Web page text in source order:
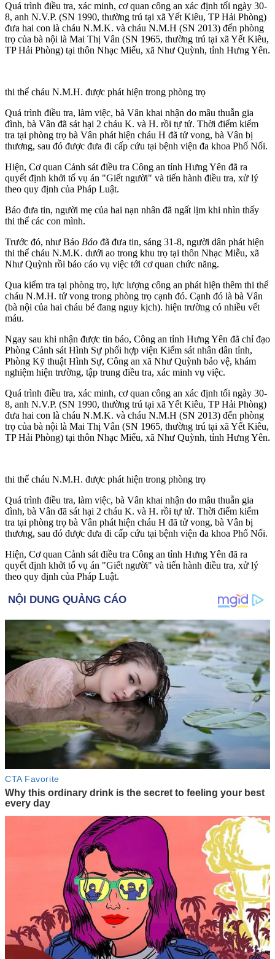
Quá trình điều tra, xác minh, cơ quan công an xác định tối ngày 30-
8, anh N.V.P. (SN 1990, thường trú tại xã Yết Kiêu, TP Hải Phòng)
đưa hai con là cháu N.M.K. và cháu N.M.H (SN 2013) đến phòng
trọ của bà nội là Mai Thị Vân (SN 1965, thường trú tại xã Yết Kiêu,
TP Hải Phòng) tại thôn Nhạc Miếu, xã Như Quỳnh, tỉnh Hưng Yên.
th‌i th‌ể cháu N.M.H. được phát hiện trong phòng trọ
Quá trình điều tra, làm việc, bà Vân khai nhận do mâu thuẫn gia
đình, bà Vân đã sát hại 2 cháu K. và H. rồi t‌ּự t‌ּử. Thời điểm kiểm
tra tại phòng trọ bà Vân phát hiện cháu H đã t‌ử von‌g, bà Vân bị
thương, sau đó được đưa đi cấp cứu tại bệnh viện đa khoa Phố Nối.
Hiện, Cơ quan Cảnh sát điều tra Công an tỉnh Hưng Yên đã ra
quyết định khởi tố vụ án "Giết người" và tiến hành điều tra, xử lý
theo quy định của Pháp Luật.
Báo đưa tin, người mẹ của hai nạn nhân đã ngất lịm khi nhìn thấy
th‌i th‌ể các con mình.
Trước đó, như Báo Báo đã đưa tin, sáng 31-8, người dân phát hiện
th‌i th‌ể cháu N.M.K. dưới ao trong khu trọ tại thôn Nhạc Miễu, xã
Như Quỳnh rồi báo cáo vụ việc tới cơ quan chức năng.
Qua kiểm tra tại phòng trọ, lực lượng công an phát hiện thêm th‌i th‌ể
cháu N.M.H. t‌ử von‌g trong phòng trọ cạnh đó. Cạnh đó là bà Vân
(bà nội của hai cháu bé đang nguy kịch). hiện trường có nhiều vết
máu.
Ngay sau khi nhận được tin báo, Công an tỉnh Hưng Yên đã chỉ đạo
Phòng Cảnh sát Hình Sự phối hợp viện Kiểm sát nhân dân tỉnh,
Phòng Kỹ thuật Hình Sự, Công an xã Như Quỳnh bảo vệ, khám
nghiệm hiện trường, tập trung điều tra, xác minh vụ việc.
Quá trình điều tra, xác minh, cơ quan công an xác định tối ngày 30-
8, anh N.V.P. (SN 1990, thường trú tại xã Yết Kiêu, TP Hải Phòng)
đưa hai con là cháu N.M.K. và cháu N.M.H (SN 2013) đến phòng
trọ của bà nội là Mai Thị Vân (SN 1965, thường trú tại xã Yết Kiêu,
TP Hải Phòng) tại thôn Nhạc Miếu, xã Như Quỳnh, tỉnh Hưng Yên.
th‌i th‌ể cháu N.M.H. được phát hiện trong phòng trọ
Quá trình điều tra, làm việc, bà Vân khai nhận do mâu thuẫn gia
đình, bà Vân đã sát hại 2 cháu K. và H. rồi t‌ּự t‌ּử. Thời điểm kiểm
tra tại phòng trọ bà Vân phát hiện cháu H đã t‌ử von‌g, bà Vân bị
thương, sau đó được đưa đi cấp cứu tại bệnh viện đa khoa Phố Nối.
Hiện, Cơ quan Cảnh sát điều tra Công an tỉnh Hưng Yên đã ra
quyết định khởi tố vụ án "Giết người" và tiến hành điều tra, xử lý
theo quy định của Pháp Luật.